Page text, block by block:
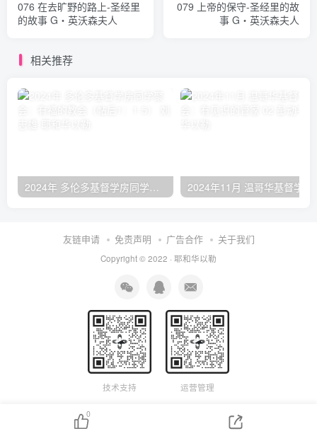
076 在去旷野的路上-圣经里
的故事 G‧英沃森夫人
079 上帝的保守-圣经里的故
事 G‧英沃森夫人
相关推荐
2024年 多伦多基督学房同学聚会：有福的教会（帖后1：1-5） 刘志雄
友链申请 免责声明 广告合作 关于我们
Copyright © 2022 · 耶和华以勒
技术支持 运营管理
0